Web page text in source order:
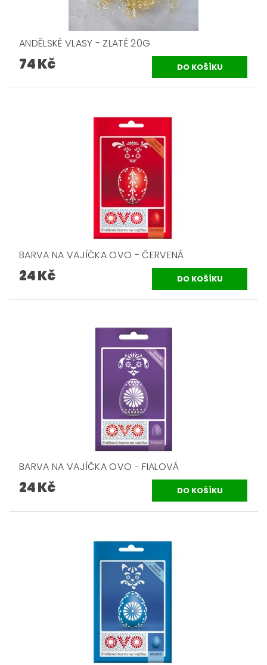
ANDĚLSKÉ VLASY - ZLATÉ 20G
74 Kč
BARVA NA VAJÍČKA OVO - ČERVENÁ
24 Kč
BARVA NA VAJÍČKA OVO - FIALOVÁ
24 Kč